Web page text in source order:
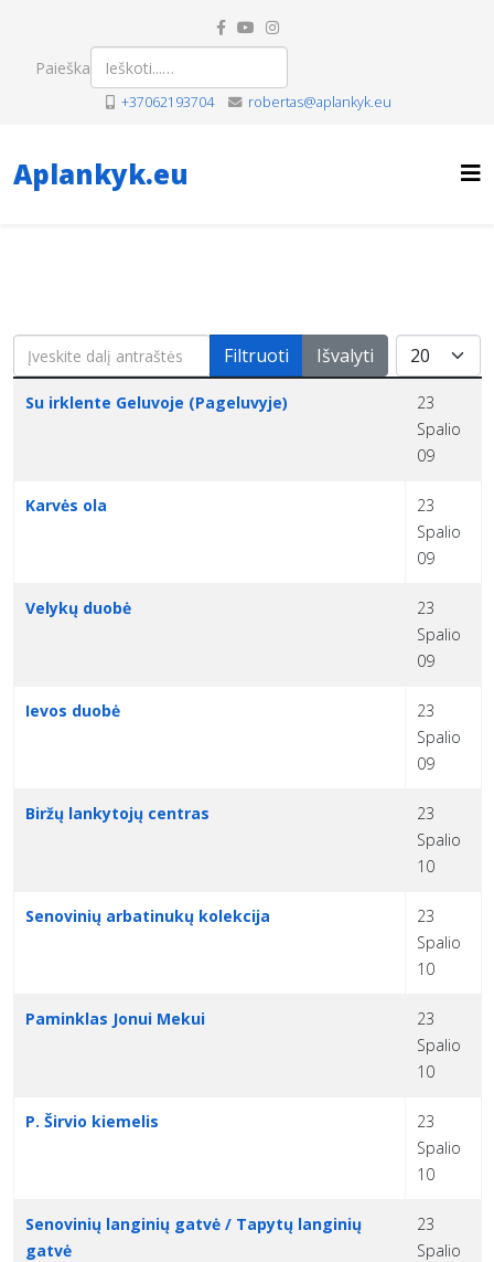
Paieška
+37062193704 robertas@aplankyk.eu
Aplankyk.eu
Įveskite dalį antraštės Filtruoti Išvalyti Rodyti po
Pavadinimas Sukūrimo data
Su irklente Geluvoje (Pageluvyje)
23
Spalio
09
Karvės ola
23
Spalio
09
Velykų duobė
23
Spalio
09
Ievos duobė
23
Spalio
09
Biržų lankytojų centras
23
Spalio
10
Senovinių arbatinukų kolekcija
23
Spalio
10
Paminklas Jonui Mekui
23
Spalio
10
P. Širvio kiemelis
23
Spalio
10
Senovinių langinių gatvė / Tapytų langinių
gatvė
23
Spalio